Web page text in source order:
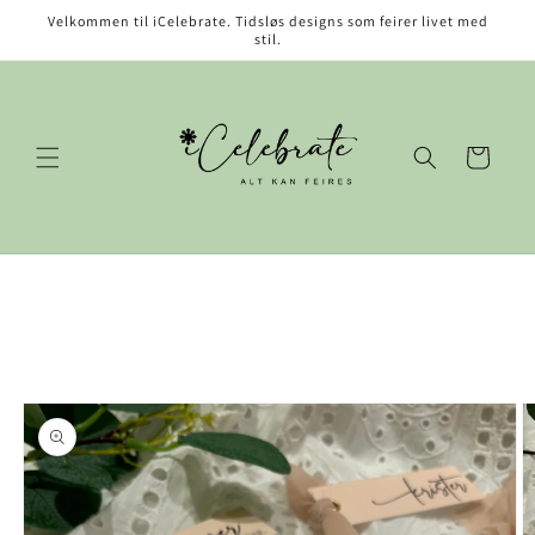
tilVelkommen til iCelebrate. Tidsløs designs som feirer livet med
stil.
Handlekurv